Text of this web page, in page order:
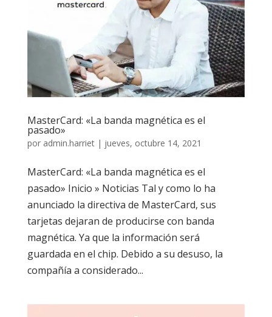
MasterCard: «La banda magnética es el
pasado»
por admin.harriet| jueves, octubre 14, 2021
MasterCard: «La banda magnética es el
pasado» Inicio » Noticias Tal y como lo ha
anunciado la directiva de MasterCard, sus
tarjetas dejaran de producirse con banda
magnética. Ya que la información será
guardada en el chip. Debido a su desuso, la
compañía a considerado...